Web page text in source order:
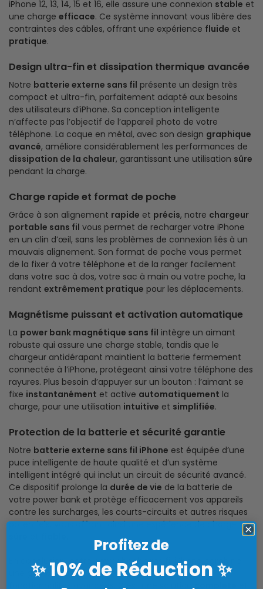
iPhone 12, 13, 14, 15 et 16, elle assure une connexion stable et
une charge efficace. Ce système innovant vous libère des
contraintes des câbles, offrant une expérience fluide et
pratique.
Design ultra-fin et dissipation thermique avancée
Notre batterie externe sans fil présente un design très
compact et ultra-fin, parfaitement adapté aux besoins
des utilisateurs d’iPhone. Sa conception intelligente
n’affecte pas l’objectif de l’appareil photo de votre
téléphone. La coque en métal, avec son design graphique
avancé, améliore considérablement les performances de
dissipation de la chaleur, garantissant une utilisation sûre
pendant la charge.
Charge rapide et format de poche
Grâce à son alignement rapide et précis, notre chargeur
portable sans fil vous permet de recharger votre iPhone
en un clin d’œil, sans les problèmes de connexion liés à un
mauvais alignement. Son format de poche vous permet
de la fixer à votre téléphone et de la ranger facilement
dans votre sac à dos, votre sac à main ou votre poche, la
rendant extrêmement pratique pour les déplacements.
Magnétisme puissant et activation automatique
La power bank magnétique sans fil intègre un aimant
robuste qui assure une charge stable, tandis que le
chargeur antidérapant maintient la batterie fermement
connectée à l’iPhone, protégeant ainsi votre téléphone des
rayures. Plus besoin d’appuyer sur un bouton : l’aimant se
fixe instantanément et active automatiquement la
charge, pour une utilisation intuitive et simplifiée.
Protection de la batterie et sécurité garantie
Notre batterie externe sans fil iPhone est équipée d’une
puce intelligente de haute qualité et d’un système
intelligent intégré qui inclut un circuit de sécurité avancé.
Ce dispositif prolonge la durée de vie de la batterie de
votre power bank et protège efficacement vos appareils
contre les surcharges, les courts-circuits et autres risques
potentiels, vous offrant ainsi une expérience de charge
En conclusion, notre power bank sans fil iPhone combine
une grande capacité, une charge rapide et des
fonctionnalités avancées. C’est une solutioncomplète
Profitez de
✨10% de Réduction✨